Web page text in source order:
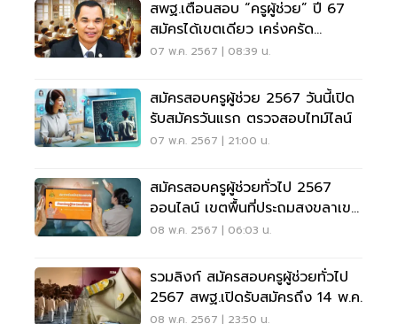
สพฐ.เตือนสอบ “ครูผู้ช่วย” ปี 67
สมัครได้เขตเดียว เคร่งครัด
มาตรการทุจริต
07 พ.ค. 2567 | 08:39 น.
สมัครสอบครูผู้ช่วย 2567 วันนี้เปิด
รับสมัครวันแรก ตรวจสอบไทม์ไลน์
07 พ.ค. 2567 | 21:00 น.
สมัครสอบครูผู้ช่วยทั่วไป 2567
ออนไลน์ เขตพื้นที่ประถมสงขลาเขต
1
08 พ.ค. 2567 | 06:03 น.
รวมลิงก์ สมัครสอบครูผู้ช่วยทั่วไป
2567 สพฐ.เปิดรับสมัครถึง 14 พ.ค.
08 พ.ค. 2567 | 23:50 น.